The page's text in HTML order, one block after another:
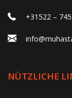
+31522 –
NÜTZLICHE